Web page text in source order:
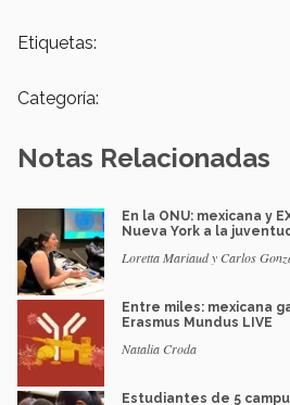
Etiquetas:
Categoría:
Notas Relacionadas
En la ONU: mexicana y
Nueva York a la
Loretta Mariaud y Carlos
Entre miles: mexicana
Erasmus Mundus LIVE
Natalia Croda
Estudiantes de 5